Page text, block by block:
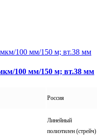
100 мм/150 м; вт.38 мм
Россия
Линейный
полиэтилен (стрейч)